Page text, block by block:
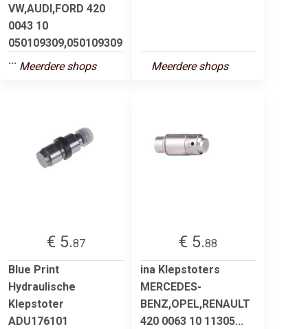
VW,AUDI,FORD 420
0043 10
050109309,050109309
... Meerdere shops Meerdere shops
€ 5.87
Blue Print
Hydraulische
Klepstoter
ADU176101
€ 5.88
ina Klepstoters
MERCEDES-
BENZ,OPEL,RENAULT
420 0063 10 11305...